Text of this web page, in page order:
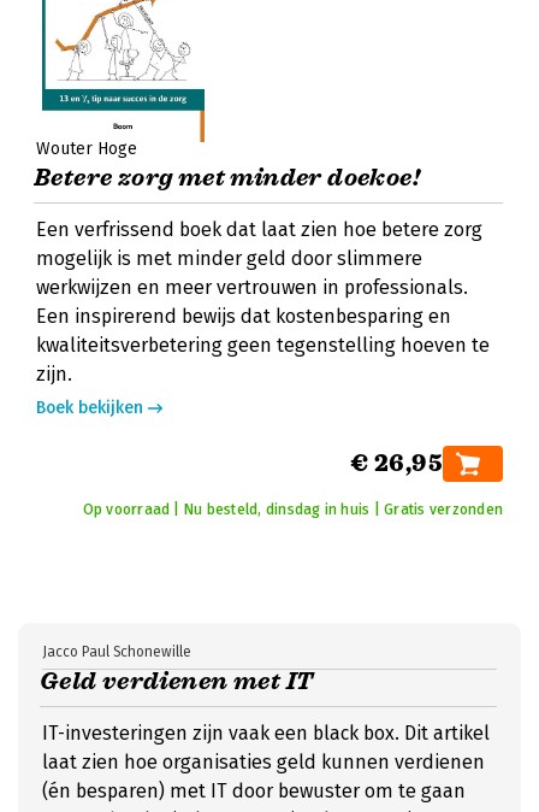
Wouter Hoge
Betere zorg met minder doekoe!
Een verfrissend boek dat laat zien hoe betere zorg
mogelijk is met minder geld door slimmere
werkwijzen en meer vertrouwen in professionals.
Een inspirerend bewijs dat kostenbesparing en
kwaliteitsverbetering geen tegenstelling hoeven te
zijn.
Boek bekijken
€ 26,95
Op voorraad | Nu besteld, dinsdag in huis | Gratis verzonden
Geld verdienen met IT
Jacco Paul Schonewille
IT-investeringen zijn vaak een black box. Dit artikel
laat zien hoe organisaties geld kunnen verdienen
(én besparen) met IT door bewuster om te gaan